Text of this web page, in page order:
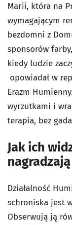
Marii, która na
wymagającym
bezdomni z
sponsorów
kiedy ludzie
opowiadał w
Erazm
wyrzutkami i
terapia, bez
Jak ich
nagradzają
Działalność
schroniska jest
Obserwują ją